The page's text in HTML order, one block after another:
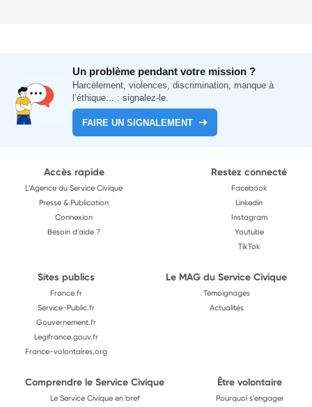
Un problème pendant votre mission ?
Harcèlement, violences, discrimination, manque à
l’éthique... : signalez-le.
FAIRE UN SIGNALEMENT
Accès rapide
L'Agence du Service Civique
Presse & Publication
Connexion
Besoin d'aide ?
Restez connecté
Facebook
Linkedin
Instagram
Youtube
TikTok
Sites publics
France.fr
Service-Public.fr
Gouvernement.fr
Legifrance.gouv.fr
France-volontaires.org
Le MAG du Service Civique
Témoignages
Actualités
Comprendre le Service Civique
Le Service Civique en bref
Être volontaire
Pourquoi s'engager